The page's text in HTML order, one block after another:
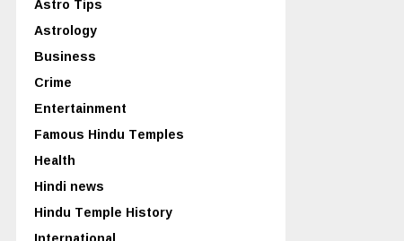
Astrology
Business
Crime
Entertainment
Famous Hindu Temples
Health
Hindi news
Hindu Temple History